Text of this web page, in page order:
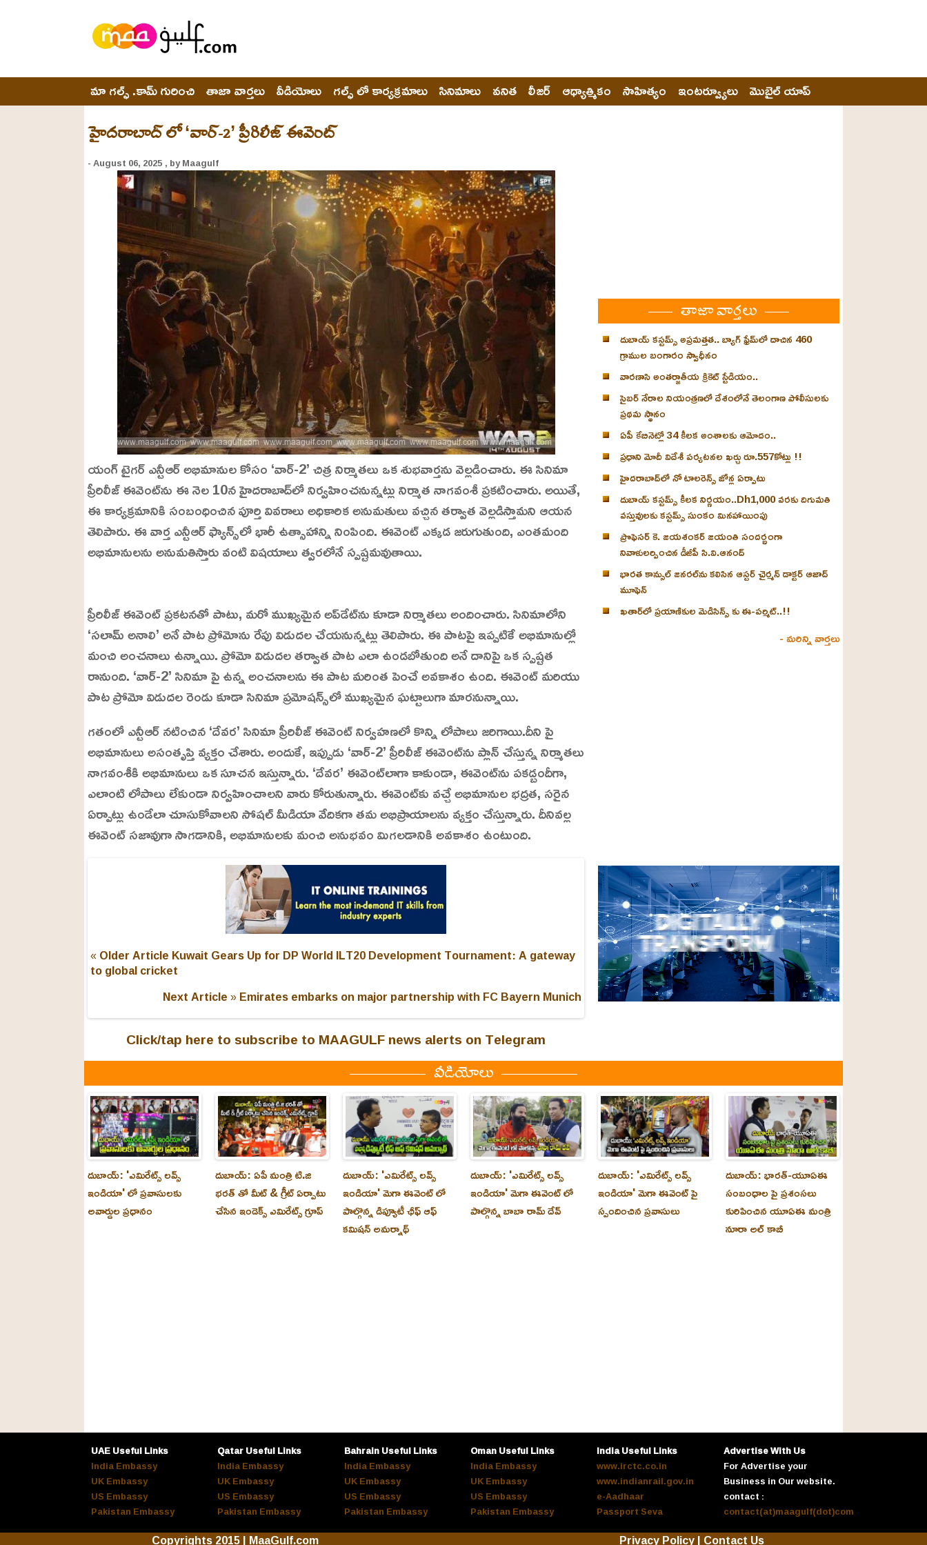
మా గల్ఫ్ .కామ్ గురించి తాజా వార్తలు వీడియోలు గల్ఫ్ లో కార్యక్రమాలు సినిమాలు వనిత లీజర్ ఆధ్యాత్మికం సాహిత్యం ఇంటర్వ్యూలు మొబైల్ యాప్
హైదరాబాద్ లో ‘వార్-2’ ప్రీరిలీజ్ ఈవెంట్
- August 06, 2025 , by Maagulf
యంగ్ టైగర్ ఎన్టీఆర్ అభిమానుల కోసం ‘వార్-2’ చిత్ర నిర్మాతలు ఒక శుభవార్తను వెల్లడించారు. ఈ సినిమా
ప్రీరిలీజ్ ఈవెంట్‌ను ఈ నెల 10న హైదరాబాద్‌లో నిర్వహించనున్నట్లు నిర్మాత నాగవంశీ ప్రకటించారు. అయితే,
ఈ కార్యక్రమానికి సంబంధించిన పూర్తి వివరాలు అధికారిక అనుమతులు వచ్చిన తర్వాత వెల్లడిస్తామని ఆయన
తెలిపారు. ఈ వార్త ఎన్టీఆర్ ఫ్యాన్స్‌లో భారీ ఉత్సాహాన్ని నింపింది. ఈవెంట్ ఎక్కడ జరుగుతుంది, ఎంతమంది
అభిమానులను అనుమతిస్తారు వంటి విషయాలు త్వరలోనే స్పష్టమవుతాయి.
U
n
u
t
e
a
d
d
2
4
.
6
3
%
ప్రీరిలీజ్ ఈవెంట్ ప్రకటనతో పాటు, మరో ముఖ్యమైన అప్‌డేట్‌ను కూడా నిర్మాతలు అందించారు. సినిమాలోని
‘సలామ్ అనాలి’ అనే పాట ప్రోమోను రేపు విడుదల చేయనున్నట్లు తెలిపారు. ఈ పాటపై ఇప్పటికే అభిమానుల్లో
మంచి అంచనాలు ఉన్నాయి. ప్రోమో విడుదల తర్వాత పాట ఎలా ఉండబోతుంది అనే దానిపై ఒక స్పష్టత
రానుంది. ‘వార్-2’ సినిమా పై ఉన్న అంచనాలను ఈ పాట మరింత పెంచే అవకాశం ఉంది. ఈవెంట్ మరియు
పాట ప్రోమో విడుదల రెండు కూడా సినిమా ప్రమోషన్స్‌లో ముఖ్యమైన ఘట్టాలుగా మారనున్నాయి.
గతంలో ఎన్టీఆర్ నటించిన ‘దేవర’ సినిమా ప్రీరిలీజ్ ఈవెంట్ నిర్వహణలో కొన్ని లోపాలు జరిగాయి.దీని పై
అభిమానులు అసంతృప్తి వ్యక్తం చేశారు. అందుకే, ఇప్పుడు ‘వార్-2’ ప్రీరిలీజ్ ఈవెంట్‌ను ప్లాన్ చేస్తున్న నిర్మాతలు
నాగవంశీకి అభిమానులు ఒక సూచన ఇస్తున్నారు. ‘దేవర’ ఈవెంట్‌లాగా కాకుండా, ఈవెంట్‌ను పకడ్బందీగా,
ఎలాంటి లోపాలు లేకుండా నిర్వహించాలని వారు కోరుతున్నారు. ఈవెంట్‌కు వచ్చే అభిమానుల భద్రత, సరైన
ఏర్పాట్లు ఉండేలా చూసుకోవాలని సోషల్ మీడియా వేదికగా తమ అభిప్రాయాలను వ్యక్తం చేస్తున్నారు. దీనివల్ల
ఈవెంట్ సజావుగా సాగడానికి, అభిమానులకు మంచి అనుభవం మిగలడానికి అవకాశం ఉంటుంది.
« Older Article Kuwait Gears Up for DP World ILT20 Development Tournament: A gateway
to global cricket
Next Article »Emirates embarks on major partnership with FC Bayern Munich
Click/tap here to subscribe to MAAGULF news alerts on Telegram
తాజా వార్తలు
దుబాయ్ కస్టమ్స్ అప్రమత్తత.. బ్యాగ్ ఫ్రేమ్‌లో దాచిన 460
గ్రాముల బంగారం స్వాధీనం
వారణాసి అంతర్జాతీయ క్రికెట్ స్టేడియం..
సైబర్ నేరాల నియంత్రణలో దేశంలోనే తెలంగాణ పోలీసులకు
ప్రథమ స్థానం
ఏపీ కేబినెట్లో 34 కీలక అంశాలకు ఆమోదం..
ప్రధాని మోదీ విదేశీ పర్యటనల ఖర్చు రూ.557కోట్లు !!
హైదరాబాద్‌లో నో టాలరెన్స్ జోన్ల ఏర్పాటు
దుబాయ్ కస్టమ్స్ కీలక నిర్ణయం..Dh1,000 వరకు దిగుమతి
వస్తువులకు కస్టమ్స్ సుంకం మినహాయింపు
ప్రొఫెసర్ కె. జయశంకర్ జయంతి సందర్భంగా
నివాళులర్పించిన డీజీపీ సి.వి.ఆనంద్
భారత కాన్సుల్ జనరల్‌ను కలిసిన ఆస్టర్ చైర్మన్ డాక్టర్ ఆజాద్
మూఫెన్
ఖతార్‌లో ప్రయాణికుల మెడిసిన్స్ కు ఈ-పర్మిట్..!!
- మరిన్ని వార్తలు
వీడియోలు
దుబాయ్: 'ఎమిరేట్స్ లవ్స్
ఇండియా' లో ప్రవాసులకు
అవార్డుల ప్రధానం
దుబాయ్: ఏపీ మంత్రి టి.జి
భరత్ తో మీట్ & గ్రీట్ ఏర్పాటు
చేసిన ఇండెక్స్ ఎమిరేట్స్ గ్రూప్
దుబాయ్‌: 'ఎమిరేట్స్ లవ్స్
ఇండియా' మెగా ఈవెంట్ లో
పాల్గొన్న డిప్యూటీ ఛీఫ్ ఆఫ్
కమిషన్ అమర్నాథ్
దుబాయ్‌: 'ఎమిరేట్స్ లవ్స్
ఇండియా' మెగా ఈవెంట్ లో
పాల్గొన్న బాబా రామ్ దేవ్
దుబాయ్‌: 'ఎమిరేట్స్ లవ్స్
ఇండియా' మెగా ఈవెంట్ పై
స్పందించిన ప్రవాసులు
దుబాయ్‌: భారత్-యూఏఈ
సంబంధాల పై ప్రశంసలు
కురిపించిన యూఏఈ మంత్రి
నూరా అల్‌ కాబీ
UAE Useful Links
India Embassy
UK Embassy
US Embassy
Pakistan Embassy
Qatar Useful Links
India Embassy
UK Embassy
US Embassy
Pakistan Embassy
Bahrain Useful Links
India Embassy
UK Embassy
US Embassy
Pakistan Embassy
Oman Useful Links
India Embassy
UK Embassy
US Embassy
Pakistan Embassy
India Useful Links
www.irctc.co.in
www.indianrail.gov.in
e-Aadhaar
Passport Seva
Advertise With Us
For Advertise your
Business in Our website.
contact :
contact(at)maagulf(dot)com
Copyrights 2015 | MaaGulf.com Privacy Policy| Contact Us